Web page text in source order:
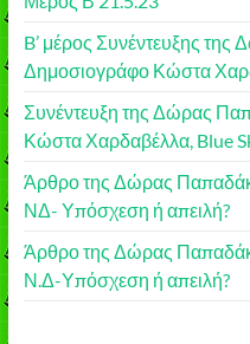
B’ μέρος Συνέντευξης
Δημοσιογράφο Κώστα
Συνέντευξη της Δώρας
Κώστα Χαρδαβέλλα, Blue
Άρθρο της Δώρας
ΝΔ- Υπόσχεση ή απειλή?
Άρθρο της Δώρας
Ν.Δ-Υπόσχεση ή απειλή?